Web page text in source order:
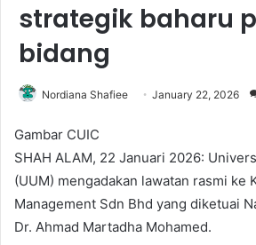
strategik baharu
bidang
Nordiana Shafiee January 22, 2026
Gambar CUIC
SHAH ALAM, 22 Januari 2026:
(UUM) mengadakan lawatan rasmi ke
Management Sdn Bhd yang diketuai
Dr. Ahmad Martadha Mohamed.